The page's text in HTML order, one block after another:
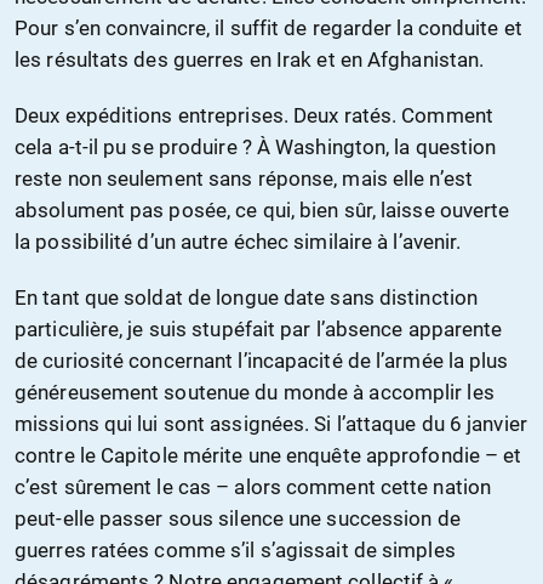
Pour s’en convaincre, il suffit de regarder la conduite et
les résultats des guerres en Irak et en Afghanistan.
Deux expéditions entreprises. Deux ratés. Comment
cela a-t-il pu se produire ? À Washington, la question
reste non seulement sans réponse, mais elle n’est
absolument pas posée, ce qui, bien sûr, laisse ouverte
la possibilité d’un autre échec similaire à l’avenir.
En tant que soldat de longue date sans distinction
particulière, je suis stupéfait par l’absence apparente
de curiosité concernant l’incapacité de l’armée la plus
généreusement soutenue du monde à accomplir les
missions qui lui sont assignées. Si l’attaque du 6 janvier
contre le Capitole mérite une enquête approfondie – et
c’est sûrement le cas – alors comment cette nation
peut-elle passer sous silence une succession de
guerres ratées comme s’il s’agissait de simples